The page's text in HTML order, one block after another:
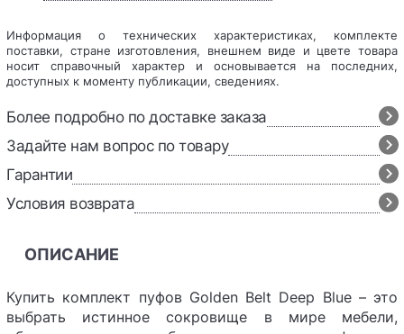
Информация о технических характеристиках, комплекте
поставки, стране изготовления, внешнем виде и цвете товара
носит справочный характер и основывается на последних,
доступных к моменту публикации, сведениях.
Более подробно по доставке заказа
Задайте нам вопрос по товару
Гарантии
Условия возврата
ОПИСАНИЕ
Купить комплект пуфов Golden Belt Deep Blue – это
выбрать истинное сокровище в мире мебели,